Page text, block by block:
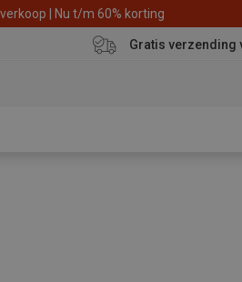
| Nu t/m 60% korting
Gratis verzending